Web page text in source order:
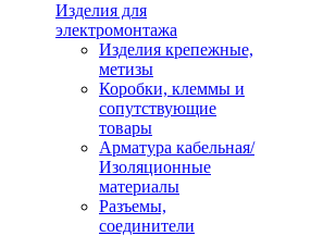
Изделия для
электромонтажа
Изделия крепежные,
метизы
Коробки, клеммы и
сопутствующие
товары
Арматура кабельная/
Изоляционные
материалы
Разъемы,
соединители